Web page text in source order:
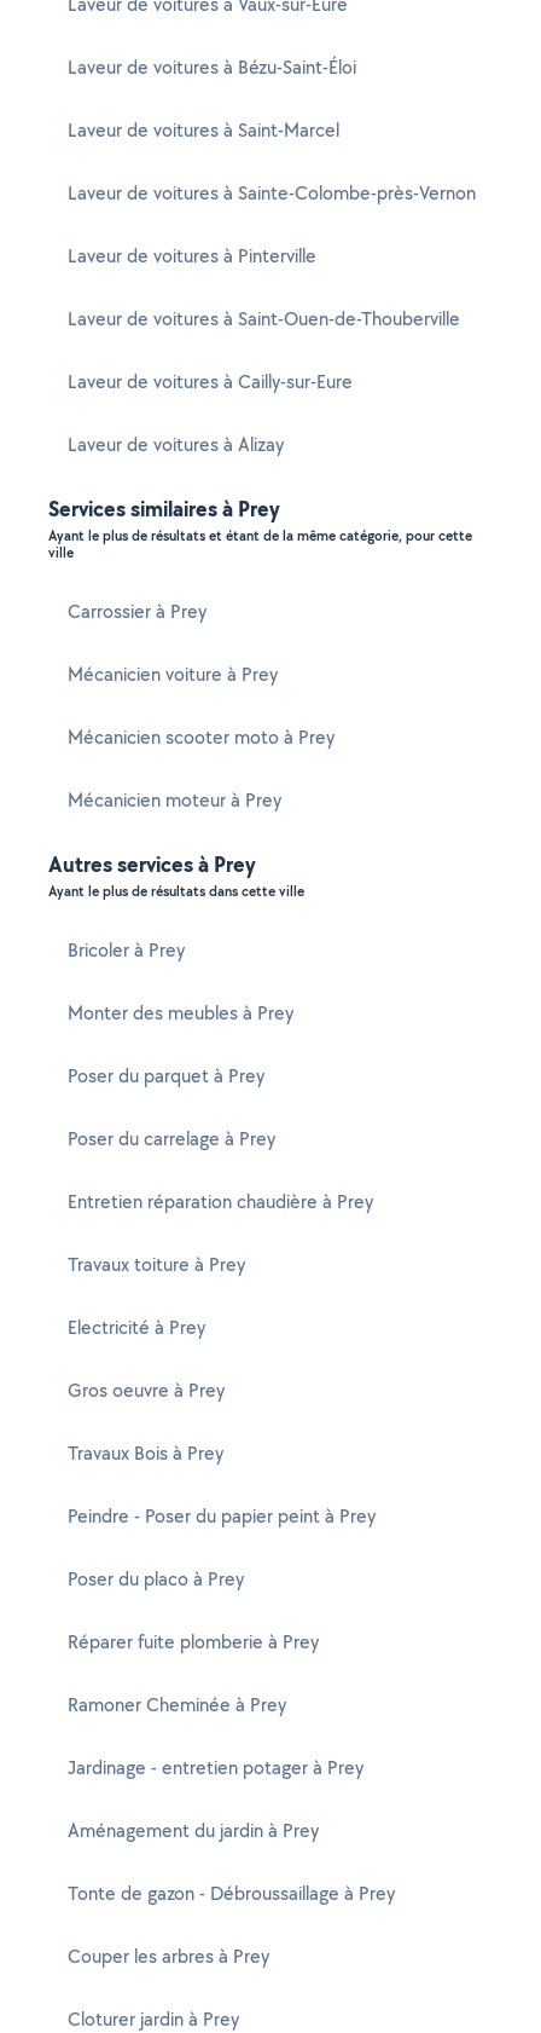
Laveur de voitures à Bézu-Saint-Éloi
Laveur de voitures à Saint-Marcel
Laveur de voitures à Sainte-Colombe-près-Vernon
Laveur de voitures à Pinterville
Laveur de voitures à Saint-Ouen-de-Thouberville
Laveur de voitures à Cailly-sur-Eure
Laveur de voitures à Alizay
Services similaires à Prey
Ayant le plus de résultats et étant de la même catégorie, pour cette
ville
Carrossier à Prey
Mécanicien voiture à Prey
Mécanicien scooter moto à Prey
Mécanicien moteur à Prey
Autres services à Prey
Ayant le plus de résultats dans cette ville
Bricoler à Prey
Monter des meubles à Prey
Poser du parquet à Prey
Poser du carrelage à Prey
Entretien réparation chaudière à Prey
Travaux toiture à Prey
Electricité à Prey
Gros oeuvre à Prey
Travaux Bois à Prey
Peindre - Poser du papier peint à Prey
Poser du placo à Prey
Réparer fuite plomberie à Prey
Ramoner Cheminée à Prey
Jardinage - entretien potager à Prey
Aménagement du jardin à Prey
Tonte de gazon - Débroussaillage à Prey
Couper les arbres à Prey
Cloturer jardin à Prey